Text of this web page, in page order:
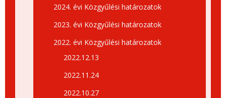
2024. évi Közgyűlési határozatok
2023. évi Közgyűlési határozatok
2022. évi Közgyűlési határozatok
2022.12.13
2022.11.24
2022.10.27